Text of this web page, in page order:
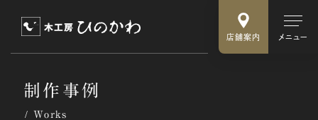
店舗案内 メニュー
制作事例
Works